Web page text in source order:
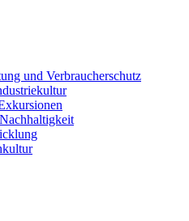
und Verbraucherschutz